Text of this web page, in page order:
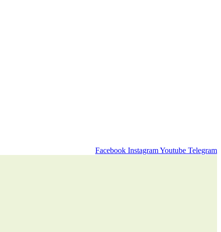
Facebook InstagramYoutube Telegram